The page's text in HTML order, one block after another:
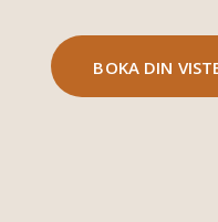
BOKA DIN